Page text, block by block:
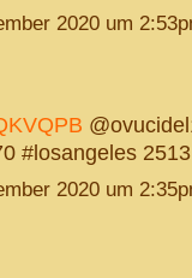
2020 um
#losangeles
2020 um